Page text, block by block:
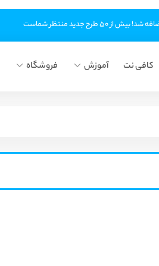
طرح جدید منتظر شماست
کافی نت آموزش فروشگاه